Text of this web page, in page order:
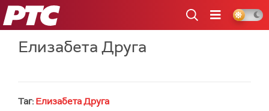
РТС
Елизабета Друга
Таг: Елизабета Друга